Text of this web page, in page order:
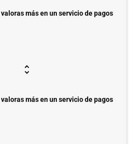
más en un servicio de pagos
más en un servicio de pagos